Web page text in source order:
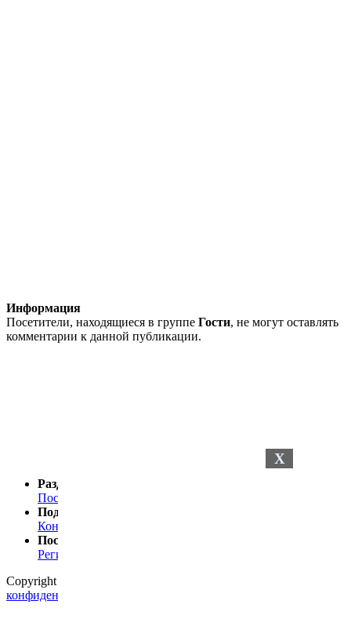
X
Информация
Посетители, находящиеся в группе Гости, не могут оставлять
комментарии к данной публикации.
Разделы сайта
Последние новости
Поддержка
Контакты
Посетителю
Регистрация
Copyright © 2024
конфиденциальности